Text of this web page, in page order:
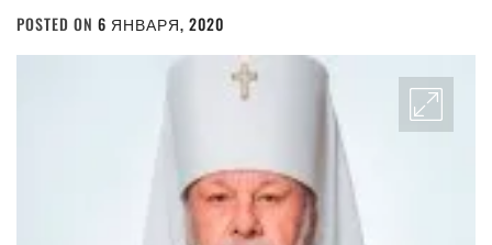
POSTED ON 6 ЯНВАРЯ, 2020